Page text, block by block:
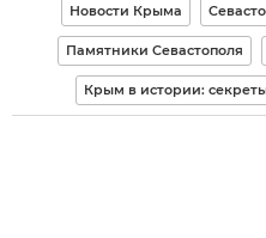
Новости Крыма
Памятники Севастополя
Крым в истории: